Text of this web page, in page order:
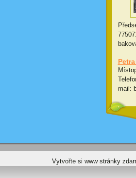
mail:
Vytvořte si www stránky